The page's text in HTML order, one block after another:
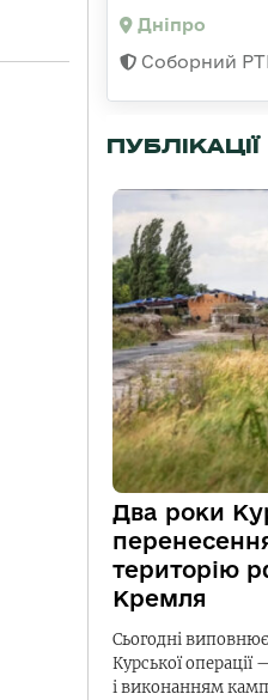
Дніпро
Соборний
ПУБЛІКАЦІЇ
Два роки
територію
Кремля
Сьогодні
Курської
і виконанням